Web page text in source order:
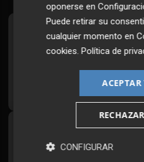
Suscríbete
Todos los días a
¡Quiero
Plaza Podcast,
oponerse en
Puede retirar su
cualquier momento en
cookies .Política de
CONFIGURAR